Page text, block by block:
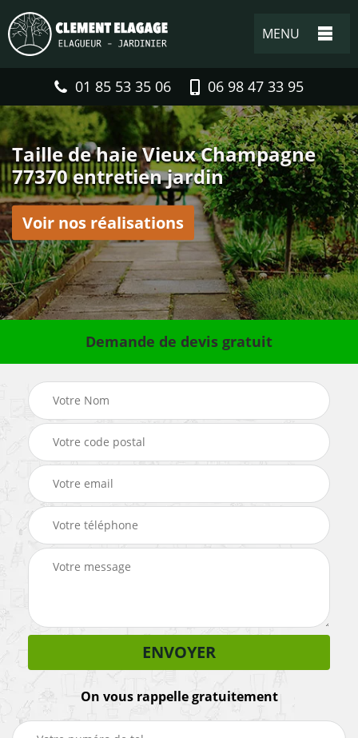
MENU
01 85 53 35 06 06 98 47 33 95
Taille de haie Vieux Champagne
77370 entretien jardin
Voir nos réalisations
Demande de devis gratuit
On vous rappelle gratuitement